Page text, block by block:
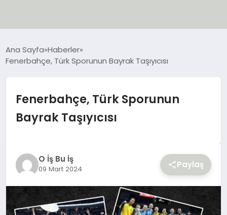
EKONOMİ
GÜNCEL
SIYASET
YAŞAM
Ana Sayfa Haberler
Fenerbahçe, Türk Sporunun Bayrak Taşıyıcısı
Fenerbahçe, Türk Sporunun
Bayrak Taşıyıcısı
O İş Bu İş
09 Mart 2024 Paylaş